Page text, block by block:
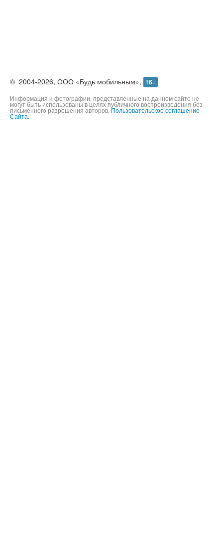
© 2004-2026, ООО «Будь мобильным», 16+
Информация и фотографии, представленные на данном сайте не
могут быть использованы в целях публичного воспроизведения без
письменного разрешения авторов. Пользовательское соглашение
Сайта.